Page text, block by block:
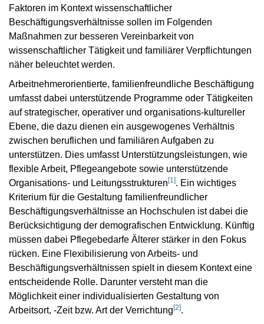
Faktoren im Kontext wissenschaftlicher
Beschäftigungsverhältnisse sollen im Folgenden
Maßnahmen zur besseren Vereinbarkeit von
wissenschaftlicher Tätigkeit und familiärer Verpflichtungen
näher beleuchtet werden.
Arbeitnehmerorientierte, familienfreundliche Beschäftigung
umfasst dabei unterstützende Programme oder Tätigkeiten
auf strategischer, operativer und organisations-kultureller
Ebene, die dazu dienen ein ausgewogenes Verhältnis
zwischen beruflichen und familiären Aufgaben zu
unterstützen. Dies umfasst Unterstützungsleistungen, wie
flexible Arbeit, Pflegeangebote sowie unterstützende
Organisations- und Leitungsstrukturen [1]. Ein wichtiges
Kriterium für die Gestaltung familienfreundlicher
Beschäftigungsverhältnisse an Hochschulen ist dabei die
Berücksichtigung der demografischen Entwicklung. Künftig
müssen dabei Pflegebedarfe Älterer stärker in den Fokus
rücken. Eine Flexibilisierung von Arbeits- und
Beschäftigungsverhältnissen spielt in diesem Kontext eine
entscheidende Rolle. Darunter versteht man die
Möglichkeit einer individualisierten Gestaltung von
Arbeitsort, -Zeit bzw. Art der Verrichtung [2].